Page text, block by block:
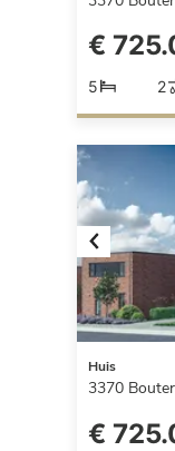
€
5 2
Previous
Huis
3370
€